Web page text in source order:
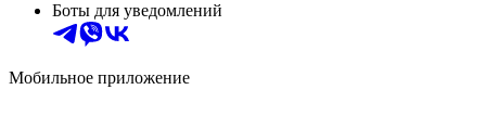
Боты для уведомлений
Мобильное приложение